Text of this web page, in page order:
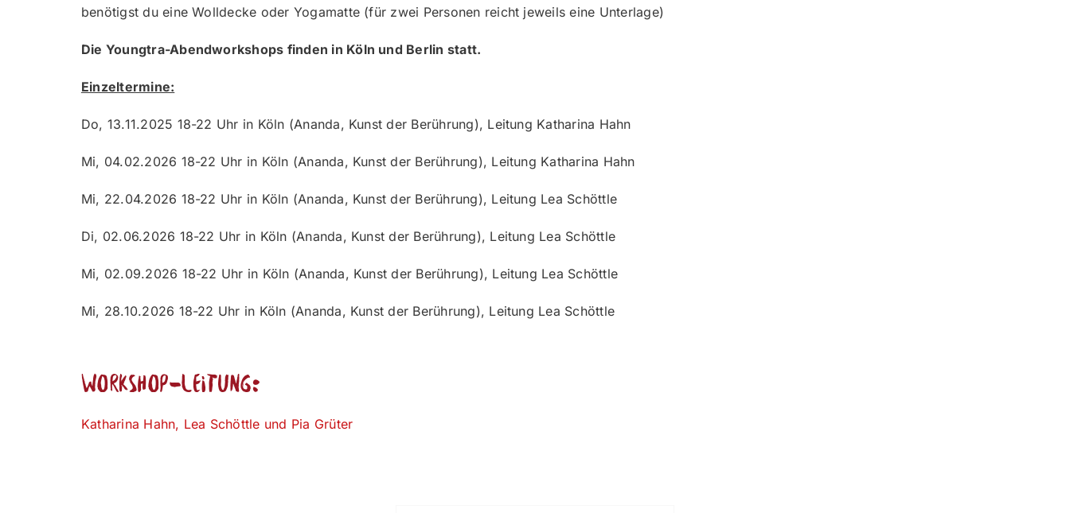
benötigst du eine Wolldecke oder Yogamatte (für zwei Personen reicht jeweils eine Unterlage)
Die Youngtra-Abendworkshops finden in Köln und Berlin statt.
Einzeltermine:
Do, 13.11.2025 18-22 Uhr in Köln (Ananda, Kunst der Berührung), Leitung Katharina Hahn
Mi, 04.02.2026 18-22 Uhr in Köln (Ananda, Kunst der Berührung), Leitung Katharina Hahn
Mi, 22.04.2026 18-22 Uhr in Köln (Ananda, Kunst der Berührung), Leitung Lea Schöttle
Di, 02.06.2026 18-22 Uhr in Köln (Ananda, Kunst der Berührung), Leitung Lea Schöttle
Mi, 02.09.2026 18-22 Uhr in Köln (Ananda, Kunst der Berührung), Leitung Lea Schöttle
Mi, 28.10.2026 18-22 Uhr in Köln (Ananda, Kunst der Berührung), Leitung Lea Schöttle
Workshop-Leitung:
Katharina Hahn, Lea Schöttle und Pia Grüter